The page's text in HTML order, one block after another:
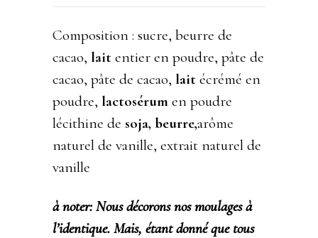
Composition : sucre, beurre de
cacao, lait entier en poudre, pâte de
cacao, pâte de cacao, lait écrémé en
poudre, lactosérum en poudre
lécithine de soja, beurre,arôme
naturel de vanille, extrait naturel de
vanille
à noter: Nous décorons nos moulages à
l’identique. Mais, étant donné que tous